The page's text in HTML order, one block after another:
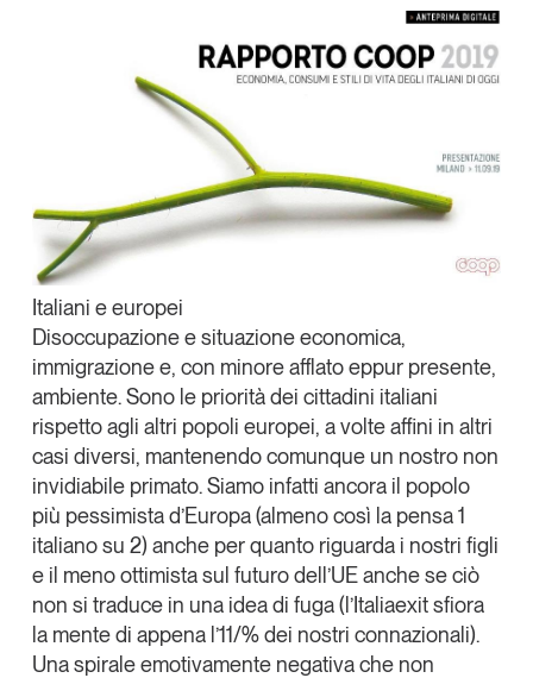
Tutti gli appuntamenti
Chi siamo
Contatti
Tendenze Journal
La nostra newsletter nella tua email
Iscriviti
Linkedin
Italiani e europei
Disoccupazione e situazione economica,
immigrazione e, con minore afflato eppur presente,
ambiente. Sono le priorità dei cittadini italiani
rispetto agli altri popoli europei, a volte affini in altri
casi diversi, mantenendo comunque un nostro non
invidiabile primato. Siamo infatti ancora il popolo
più pessimista d’Europa (almeno così la pensa 1
italiano su 2) anche per quanto riguarda i nostri figli
e il meno ottimista sul futuro dell’UE anche se ciò
non si traduce in una idea di fuga (l’Italiaexit sfiora
la mente di appena l’11/% dei nostri connazionali).
Una spirale emotivamente negativa che non